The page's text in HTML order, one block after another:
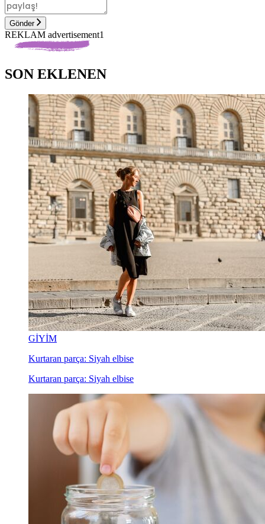
Gönder
REKLAM advertisement1
SON EKLENEN
GİYİM
Kurtaran parça: Siyah elbise
Kurtaran parça: Siyah elbise